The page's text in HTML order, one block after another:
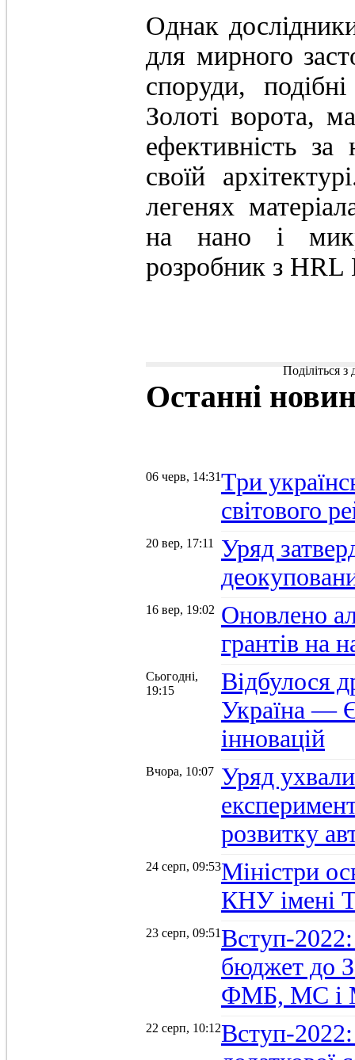
Однак
для мирного
споруди,
Золоті ворота,
ефективність
своїй
легенях
на нано і
розробник з HRL
Поділіться
Останні
06 черв, 14:31Три
світового
20 вер, 17:11
Уряд
16 вер, 19:02 Оновлено
грантів на
Сьогодні,
19:15
Відбулося
Україна —
інновацій
Вчора, 10:07 Уряд
розвитку
24 серп, 09:53Міністри
КНУ імені
23 серп, 09:51 Вступ-
бюджет до
ФМБ, МС і
22 серп, 10:12Вступ-